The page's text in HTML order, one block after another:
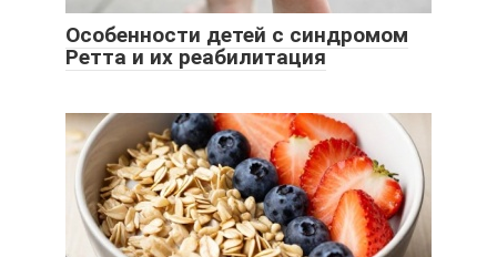
Особенности детей с синдромом
Ретта и их реабилитация